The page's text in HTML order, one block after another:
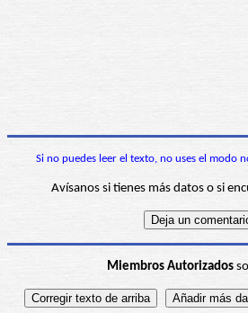
Si no puedes leer el texto, no uses el modo
Avísanos si tienes más datos o si
Miembros Autorizados